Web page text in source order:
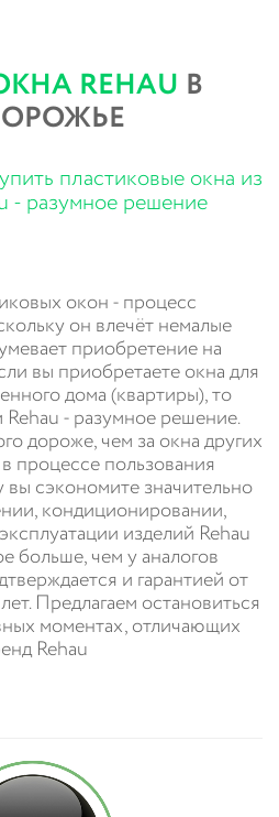
REHAU В
пластиковые окна из
- разумное решение
окон - процесс
он влечёт немалые
приобретение на
вы приобретаете окна для
дома (квартиры), то
- разумное решение.
дороже, чем за окна других
процессе пользования
сэкономите значительно
кондиционировании,
изделий Rehau
больше, чем у аналогов
и гарантией от
Предлагаем остановиться
моментах, отличающих
Rehau